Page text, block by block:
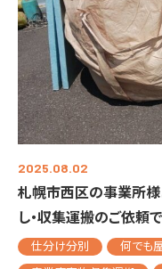
2025.08.02
札幌市西区の事業所
し・収集運搬のご依頼で
仕分け分別 何でも